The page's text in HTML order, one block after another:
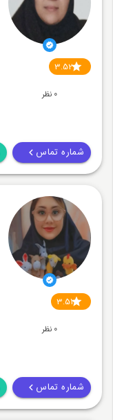
3.52
0 نظر
شماره تماس
3.51
0 نظر
شماره تماس